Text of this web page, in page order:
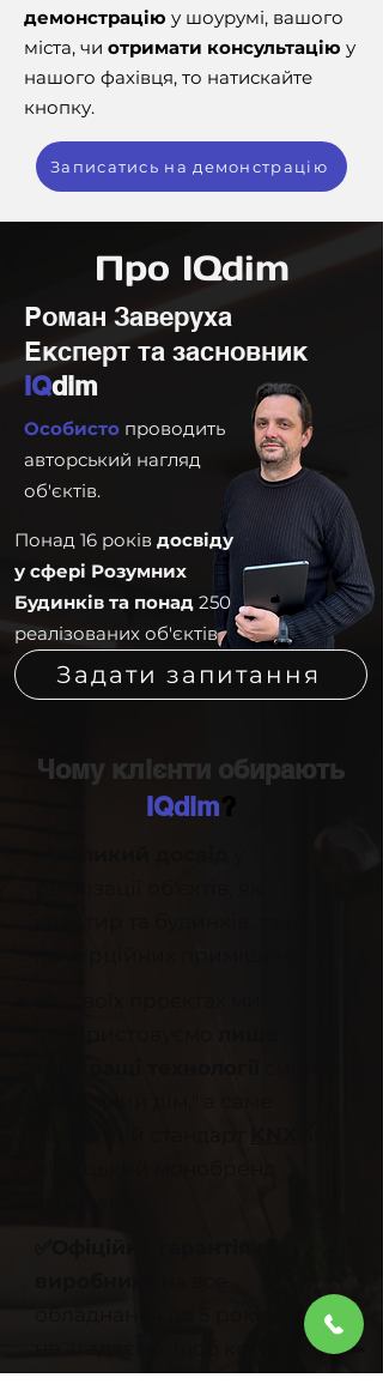
демонстрацію у шоурумі, вашого
міста, чи отримати консультацію у
нашого фахівця, то натискайте
кнопку.
Записатись на демонстрацію
Про IQdim
Роман Заверуха
Експерт та засновник
IQdim
Особисто проводить
авторський нагляд
об'єктів.
Понад 16 років досвіду
у сфері Розумних
Будинків та понад 250
реалізованих об'єктів
Задати запитання
Чому клієнти обирають
IQdim
обладнання до 5 років. Хоча